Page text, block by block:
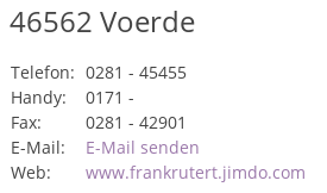
46562 Voerde
Telefon: 0281 - 45455
Handy:
0171 -
Fax:
0281 - 42901
E-Mail:
E-Mail senden
Web:
www.frankrutert.jimdo.com